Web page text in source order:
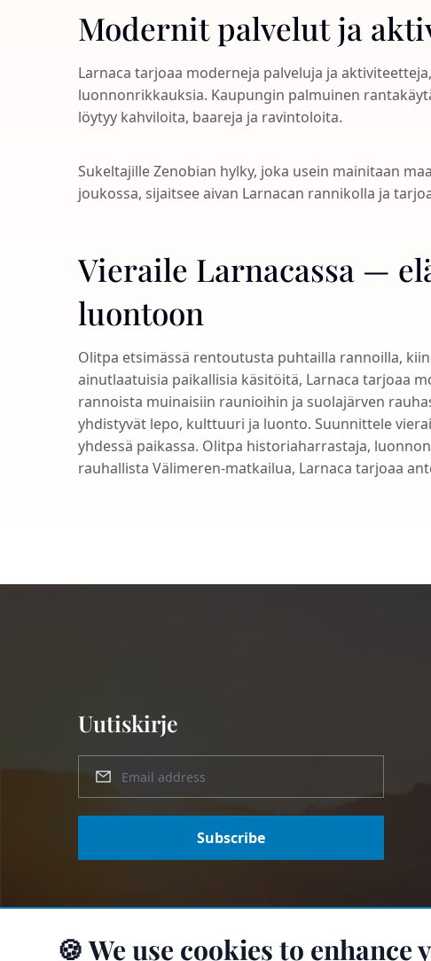
Modernit palvelut ja
Larnaca tarjoaa moderneja palveluja ja
luonnonrikkauksia. Kaupungin palmuinen
löytyy kahviloita, baareja ja ravintoloita.
Sukeltajille Zenobian hylky, joka usein mainitaan
joukossa, sijaitsee aivan Larnacan rannikolla ja
Vieraile Larnacassa —
luontoon
Olitpa etsimässä rentoutusta puhtailla rannoilla,
ainutlaatuisia paikallisia käsitöitä, Larnaca tarjoaa
rannoista muinaisiin raunioihin ja suolajärven
yhdistyvät lepo, kulttuuri ja luonto. Suunnittele
yhdessä paikassa. Olitpa historiaharrastaja,
rauhallista Välimeren-matkailua, Larnaca tarjoaa
Uutiskirje
Subscribe
🍪 We use cookies to enhance